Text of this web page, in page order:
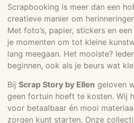
Scrapbooking is meer dan een
creatieve manier om
Met foto’s, papier, stickers en
je momenten om tot kleine
lang meegaan. Het mooiste?
beginnen, ook als je beurs wat
Bij Scrap Story by Ellen geloven
geen fortuin hoeft te kosten. Wij
voor betaalbaar én mooi
zorgen kunt starten. Onze